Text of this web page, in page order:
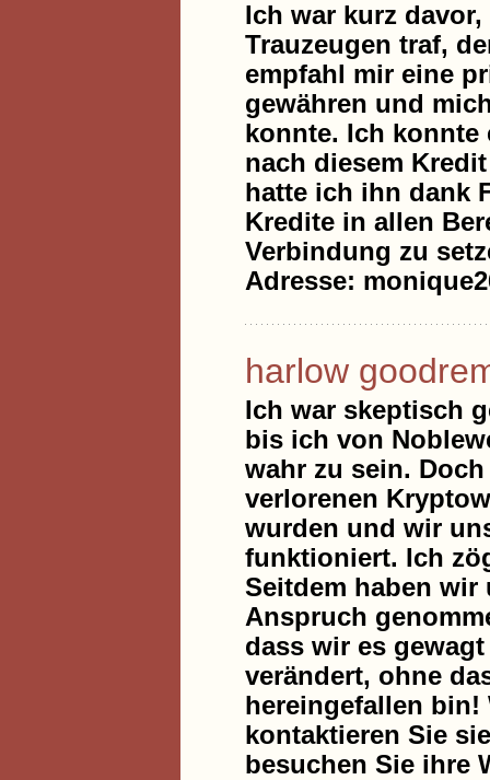
Ich war kurz
Trauzeugen traf,
empfahl mir eine
gewähren und
konnte. Ich konnte
nach diesem
hatte ich ihn dank
Kredite in allen
Verbindung zu
Adresse:
harlow
Ich war skeptisch
bis ich von
wahr zu sein.
verlorenen
wurden und wir
funktioniert. Ich
Seitdem haben
Anspruch
dass wir es
verändert, ohne
hereingefallen bin!
kontaktieren Sie
besuchen Sie ihre